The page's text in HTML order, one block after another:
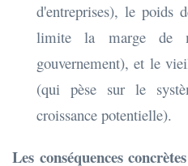
d'entreprises), le poids
limite la marge de
gouvernement), et le
(qui pèse sur le
croissance potentielle).
Les conséquences